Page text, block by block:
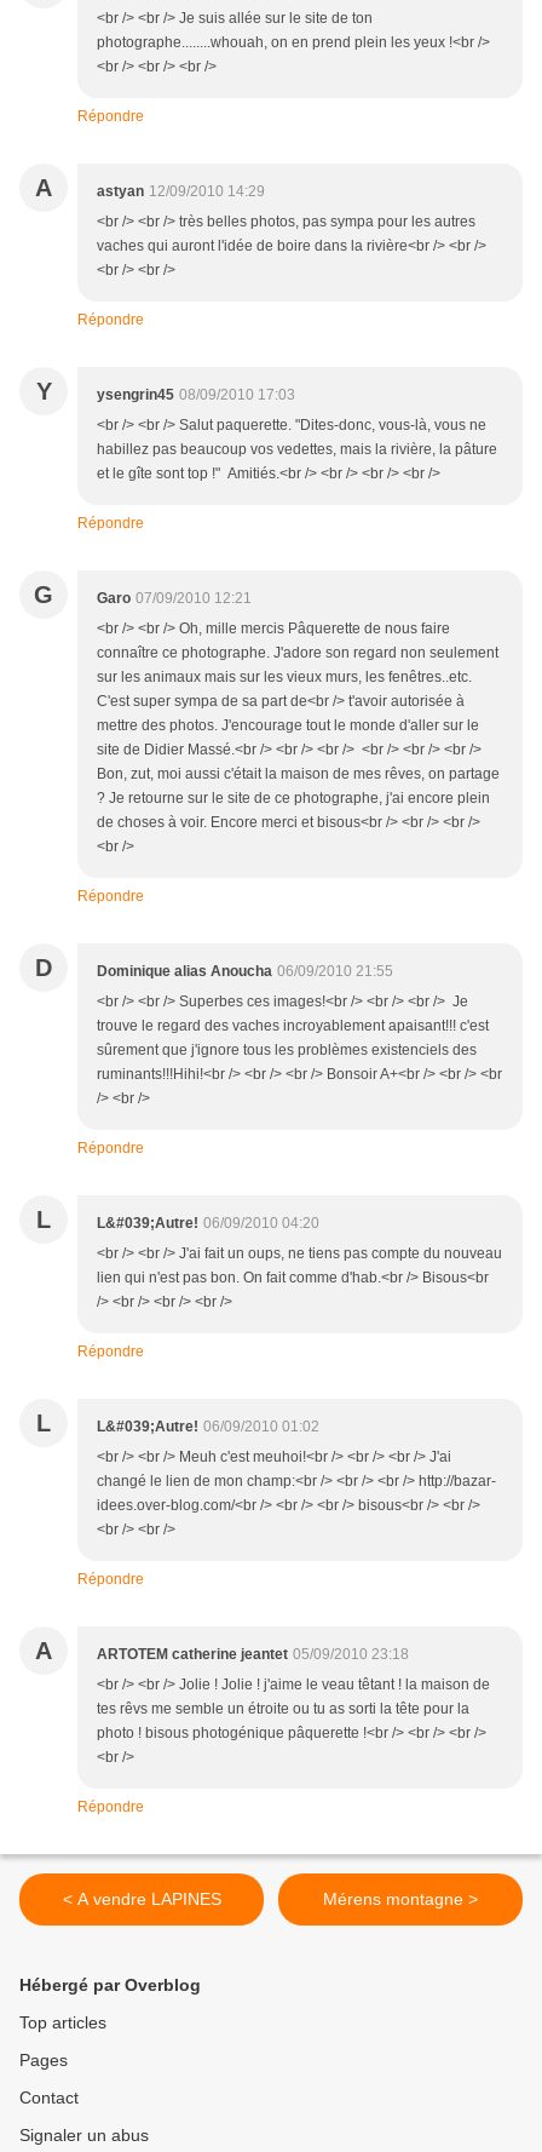
<br /> <br /> Je suis allée sur le site de ton
photographe........whouah, on en prend plein les yeux !<br />
<br /> <br /> <br />
Répondre
A astyan 12/09/2010 14:29
<br /> <br /> très belles photos, pas sympa pour les autres
vaches qui auront l'idée de boire dans la rivière<br /> <br />
<br /> <br />
Répondre
Y ysengrin45 08/09/2010 17:03
<br /> <br /> Salut paquerette. "Dites-donc, vous-là, vous ne
habillez pas beaucoup vos vedettes, mais la rivière, la pâture
et le gîte sont top !" Amitiés.<br /> <br /> <br /> <br />
Répondre
G Garo 07/09/2010 12:21
<br /> <br /> Oh, mille mercis Pâquerette de nous faire
connaître ce photographe. J'adore son regard non seulement
sur les animaux mais sur les vieux murs, les fenêtres..etc.
C'est super sympa de sa part de<br /> t'avoir autorisée à
mettre des photos. J'encourage tout le monde d'aller sur le
site de Didier Massé.<br /> <br /> <br /> <br /> <br /> <br />
Bon, zut, moi aussi c'était la maison de mes rêves, on partage
? Je retourne sur le site de ce photographe, j'ai encore plein
de choses à voir. Encore merci et bisous<br /> <br /> <br />
<br />
Répondre
D Dominique alias Anoucha 06/09/2010 21:55
<br /> <br /> Superbes ces images!<br /> <br /> <br /> Je
trouve le regard des vaches incroyablement apaisant!!! c'est
sûrement que j'ignore tous les problèmes existenciels des
ruminants!!!Hihi!<br /> <br /> <br /> Bonsoir A+<br /> <br /> <br
/> <br />
Répondre
L L&#039;Autre! 06/09/2010 04:20
<br /> <br /> J'ai fait un oups, ne tiens pas compte du nouveau
lien qui n'est pas bon. On fait comme d'hab.<br /> Bisous<br
/> <br /> <br /> <br />
Répondre
L L&#039;Autre! 06/09/2010 01:02
<br /> <br /> Meuh c'est meuhoi!<br /> <br /> <br /> J'ai
changé le lien de mon champ:<br /> <br /> <br /> http://bazar-
idees.over-blog.com/<br /> <br /> <br /> bisous<br /> <br />
<br /> <br />
Répondre
A ARTOTEM catherine jeantet 05/09/2010 23:18
<br /> <br /> Jolie ! Jolie ! j'aime le veau têtant ! la maison de
tes rêvs me semble un étroite ou tu as sorti la tête pour la
photo ! bisous photogénique pâquerette !<br /> <br /> <br />
<br />
Répondre
< A vendre LAPINES Mérens montagne >
Hébergé par Overblog
Top articles
Pages
Contact
Signaler un abus